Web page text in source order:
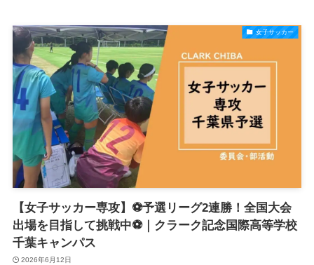
女子サッカー
【女子サッカー専攻】⚽予選リーグ2連勝！全国大会
出場を目指して挑戦中⚽｜クラーク記念国際高等学校
千葉キャンパス
2026年6月12日